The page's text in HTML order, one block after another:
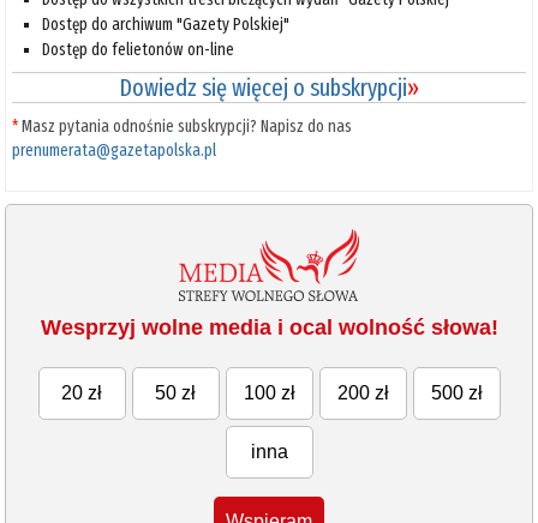
Dostęp do archiwum "Gazety Polskiej"
Dostęp do felietonów on-line
Dowiedz się więcej o subskrypcji»
*Masz pytania odnośnie subskrypcji? Napisz do nas
prenumerata@gazetapolska.pl
Wesprzyj wolne media i ocal wolność słowa!
20 zł 50 zł 100 zł 200 zł 500 zł
inna